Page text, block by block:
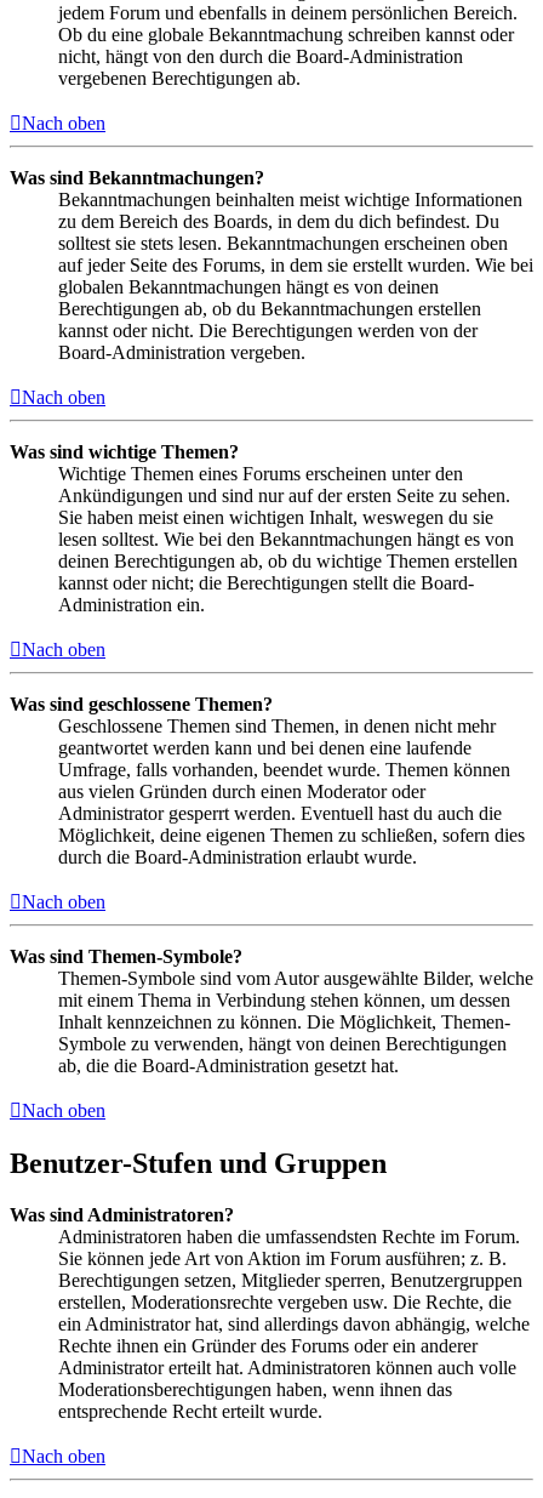
jedem Forum und ebenfalls in deinem persönlichen Bereich.
Ob du eine globale Bekanntmachung schreiben kannst oder
nicht, hängt von den durch die Board-Administration
vergebenen Berechtigungen ab.
Nach oben
Was sind Bekanntmachungen?
Bekanntmachungen beinhalten meist wichtige Informationen
zu dem Bereich des Boards, in dem du dich befindest. Du
solltest sie stets lesen. Bekanntmachungen erscheinen oben
auf jeder Seite des Forums, in dem sie erstellt wurden. Wie bei
globalen Bekanntmachungen hängt es von deinen
Berechtigungen ab, ob du Bekanntmachungen erstellen
kannst oder nicht. Die Berechtigungen werden von der
Board-Administration vergeben.
Nach oben
Was sind wichtige Themen?
Wichtige Themen eines Forums erscheinen unter den
Ankündigungen und sind nur auf der ersten Seite zu sehen.
Sie haben meist einen wichtigen Inhalt, weswegen du sie
lesen solltest. Wie bei den Bekanntmachungen hängt es von
deinen Berechtigungen ab, ob du wichtige Themen erstellen
kannst oder nicht; die Berechtigungen stellt die Board-
Administration ein.
Nach oben
Was sind geschlossene Themen?
Geschlossene Themen sind Themen, in denen nicht mehr
geantwortet werden kann und bei denen eine laufende
Umfrage, falls vorhanden, beendet wurde. Themen können
aus vielen Gründen durch einen Moderator oder
Administrator gesperrt werden. Eventuell hast du auch die
Möglichkeit, deine eigenen Themen zu schließen, sofern dies
durch die Board-Administration erlaubt wurde.
Nach oben
Was sind Themen-Symbole?
Themen-Symbole sind vom Autor ausgewählte Bilder, welche
mit einem Thema in Verbindung stehen können, um dessen
Inhalt kennzeichnen zu können. Die Möglichkeit, Themen-
Symbole zu verwenden, hängt von deinen Berechtigungen
ab, die die Board-Administration gesetzt hat.
Nach oben
Benutzer-Stufen und Gruppen
Was sind Administratoren?
Administratoren haben die umfassendsten Rechte im Forum.
Sie können jede Art von Aktion im Forum ausführen; z. B.
Berechtigungen setzen, Mitglieder sperren, Benutzergruppen
erstellen, Moderationsrechte vergeben usw. Die Rechte, die
ein Administrator hat, sind allerdings davon abhängig, welche
Rechte ihnen ein Gründer des Forums oder ein anderer
Administrator erteilt hat. Administratoren können auch volle
Moderationsberechtigungen haben, wenn ihnen das
entsprechende Recht erteilt wurde.
Nach oben